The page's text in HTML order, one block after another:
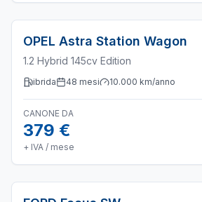
OPEL Astra Station Wagon
1.2 Hybrid 145cv Edition
ibrida 48 mesi 10.000 km/anno
CANONE DA
379 €
+ IVA / mese